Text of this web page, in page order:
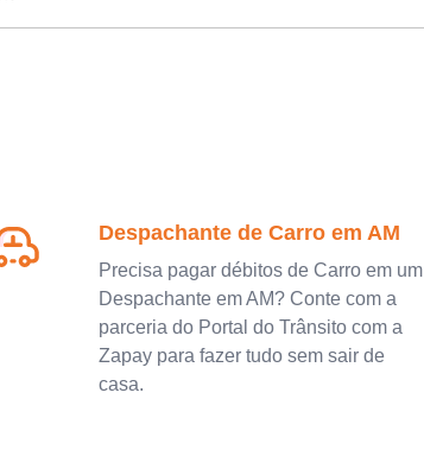
Despachante de Carro em AM
Precisa pagar débitos de Carro em um
Despachante em AM? Conte com a
parceria do Portal do Trânsito com a
Zapay para fazer tudo sem sair de
casa.